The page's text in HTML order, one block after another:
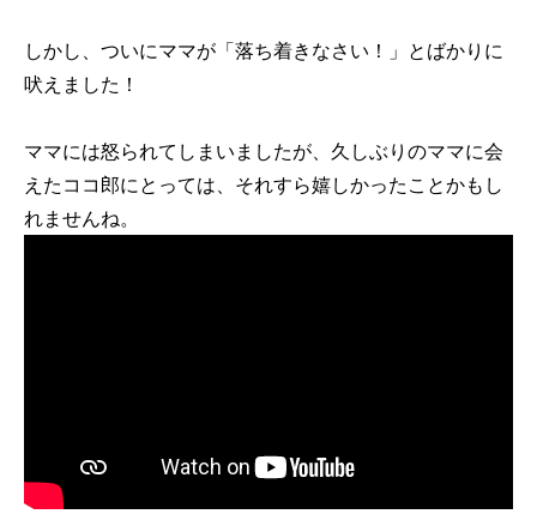
しかし、ついにママが「落ち着きなさい！」とばかりに
吠えました！
ママには怒られてしまいましたが、久しぶりのママに会
えたココ郎にとっては、それすら嬉しかったことかもし
れませんね。